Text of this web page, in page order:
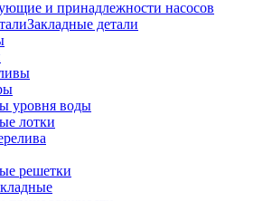
и принадлежности насосов
Закладные детали
уровня воды
лотки
решетки